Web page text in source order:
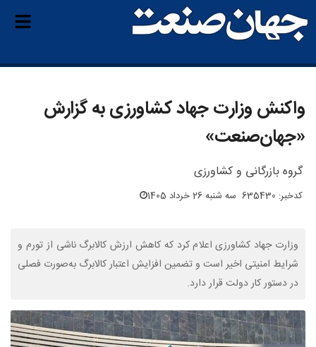
واکنش وزارت جهاد کشاورزی به گزار‌ش
«جهان‌صنعت»
گروه بازرگانی و کشاورزی
کدخبر: 635430 سه شنبه 26 خرداد 1405
وزارت جهاد کشاورزی اعلام کرد که کاهش ارزش کالابرگ ناشی از تورم و
شرایط امنیتی اخیر است و تضمین افزایش اعتبار کالابرگ به‌صورت فصلی
در دستور کار دولت قرار دارد.